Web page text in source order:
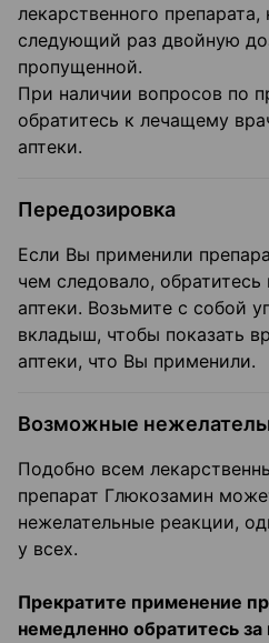
лекарственного препарата,
следующий раз двойную
пропущенной.
При наличии вопросов по
обратитесь к лечащему
аптеки.
Передозировка
Если Вы применили
чем следовало,
аптеки. Возьмите с собой
вкладыш, чтобы показать
аптеки, что Вы применили.
Возможные
Подобно всем
препарат Глюкозамин
нежелательные реакции,
у всех.
Прекратите применение
немедленно обратитесь